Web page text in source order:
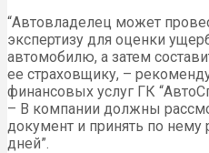
“Автовладелец может
экспертизу для оценки
автомобилю, а затем
ее страховщику, –
финансовых услуг ГК
– В компании должны
документ и принять по нему
дней”.